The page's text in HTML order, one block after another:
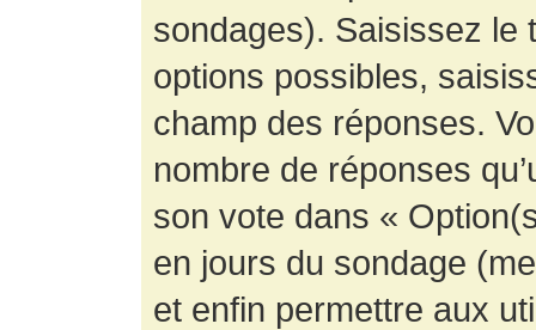
sondages). Saisissez le
options possibles,
champ des réponses.
nombre de réponses
son vote dans «
en jours du sondage
et enfin permettre aux